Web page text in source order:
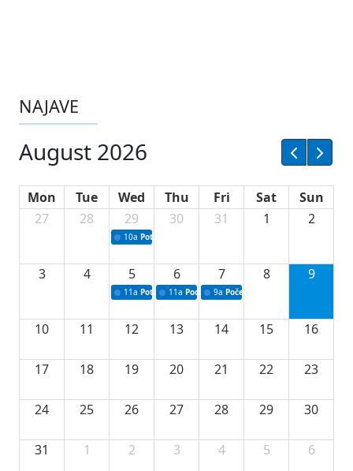
NAJAVE
August 2026
Mon Tue Wed Thu Fri Sat
Sun
27
28 29
10a Potpisivanje ugovora sa neprofitnim
30 31 1 2
3 4 5
11a Potpisivanje ugovora o stipendijama za
6
11a Podrška razvoju vodne infrastrukture u
7
9a Početak izgradnje nove
8 9
10 11 12 13 14 15 16
17 18 19 20 21 22 23
24 25 26 27 28 29 30
31 1 2 3 4 5 6